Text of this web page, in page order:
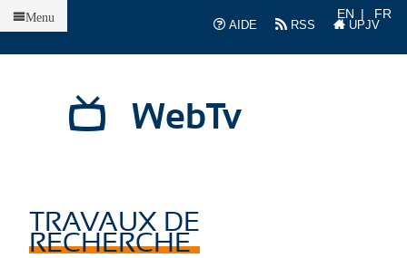
AIDE
RSS UPJV
EN FR
WebTv
Menu
TRAVAUX DE
RECHERCHE